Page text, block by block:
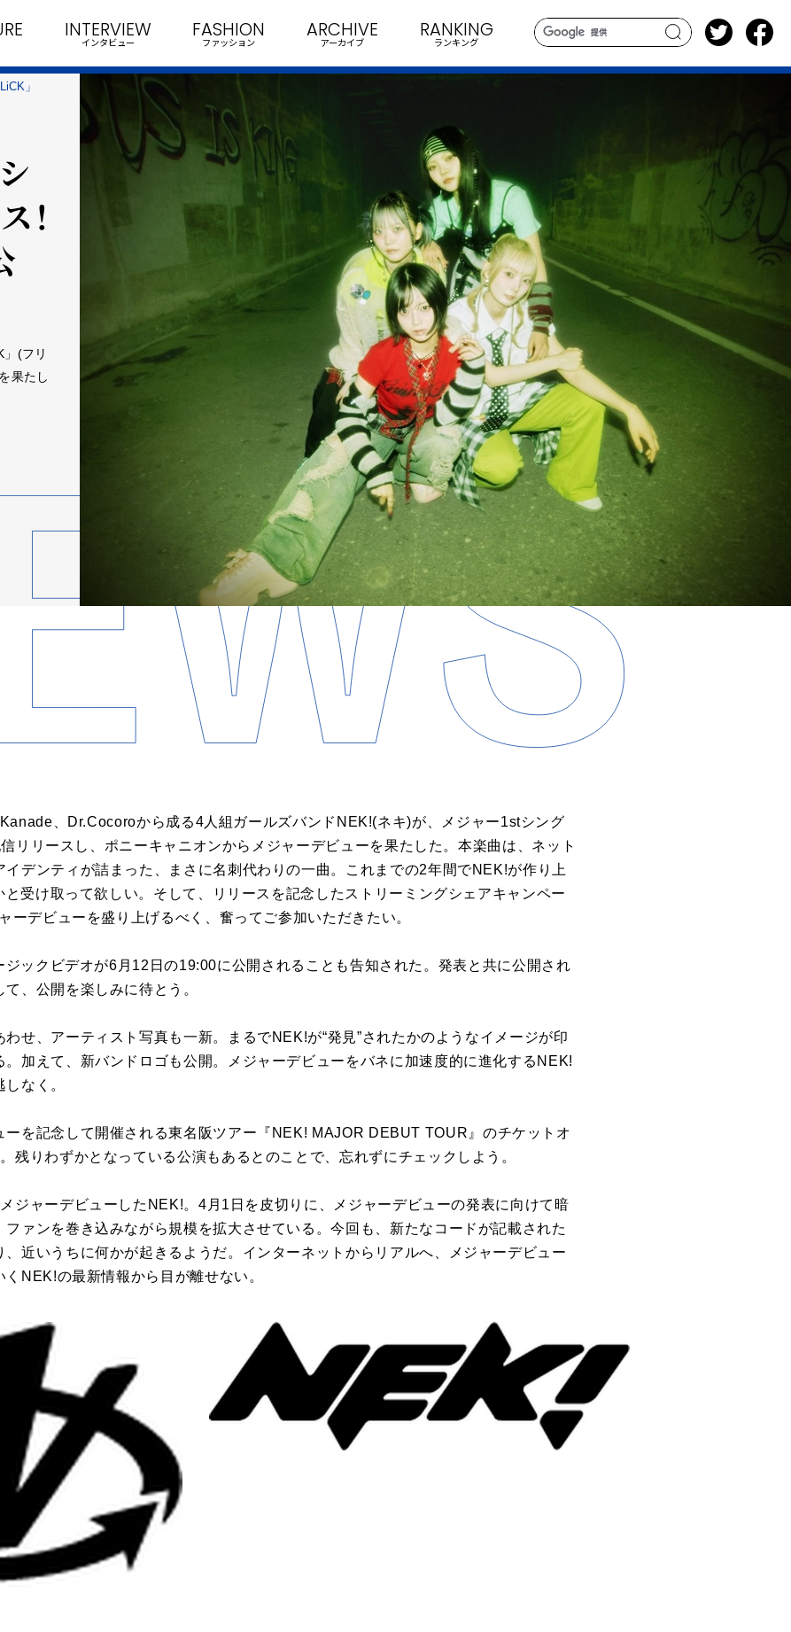
search
INTERVIEW
インタビュー
FASHION
ファッション
ARCHIVE
アーカイブ
RANKING
ランキング
」
！
(フリ
果たし
、Dr.Cocoroから成る4人組ガールズバンドNEK!(ネキ)が、メジャー1stシング
リリースし、ポニーキャニオンからメジャーデビューを果たした。本楽曲は、ネット
デンティが詰まった、まさに名刺代わりの一曲。これまでの2年間でNEK!が作り上
と受け取って欲しい。そして、リリースを記念したストリーミングシェアキャンペー
ーデビューを盛り上げるべく、奮ってご参加いただきたい。
ックビデオが6月12日の19:00に公開されることも告知された。発表と共に公開され
、公開を楽しみに待とう。
わせ、アーティスト写真も一新。まるでNEK!が“発見”されたかのようなイメージが印
加えて、新バンドロゴも公開。メジャーデビューをバネに加速度的に進化するNEK!
なく。
ーを記念して開催される東名阪ツアー『NEK! MAJOR DEBUT TOUR』のチケットオ
残りわずかとなっている公演もあるとのことで、忘れずにチェックしよう。
ジャーデビューしたNEK!。4月1日を皮切りに、メジャーデビューの発表に向けて暗
ァンを巻き込みながら規模を拡大させている。今回も、新たなコードが記載された
近いうちに何かが起きるようだ。インターネットからリアルへ、メジャーデビュー
NEK!の最新情報から目が離せない。